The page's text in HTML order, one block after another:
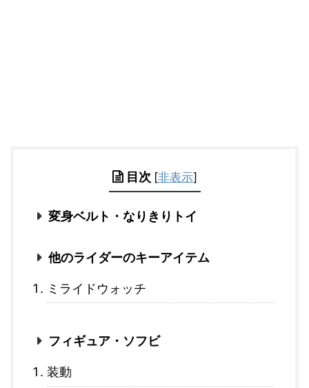
目次 [非表示]
変身ベルト・なりきりトイ
他のライダーのキーアイテム
ミライドウォッチ
フィギュア・ソフビ
装動